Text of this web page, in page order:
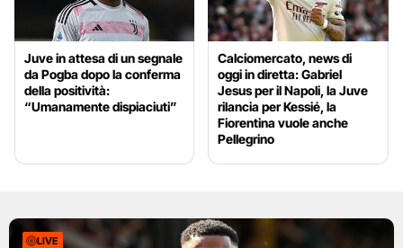
Juve in attesa di un segnale
da Pogba dopo la conferma
della positività:
“Umanamente dispiaciuti”
Calciomercato, news di
oggi in diretta: Gabriel
Jesus per il Napoli, la Juve
rilancia per Kessié, la
Fiorentina vuole anche
Pellegrino
LIVE